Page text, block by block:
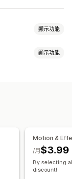
顯示功能
測試
顯示功能
夏季
Motion &
$3.99
/月
By selecting
discount!